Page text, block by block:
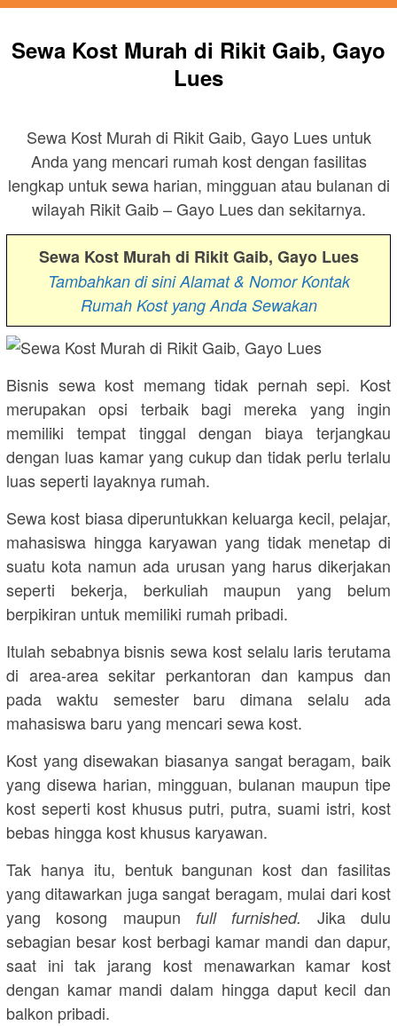
Sewa Kost Murah di Rikit Gaib, Gayo
Lues
Sewa Kost Murah di Rikit Gaib, Gayo Lues untuk
Anda yang mencari rumah kost dengan fasilitas
lengkap untuk sewa harian, mingguan atau bulanan di
wilayah Rikit Gaib – Gayo Lues dan sekitarnya.
Sewa Kost Murah di Rikit Gaib, Gayo Lues
Tambahkan di sini Alamat & Nomor Kontak
Rumah Kost yang Anda Sewakan
Bisnis sewa kost memang tidak pernah sepi. Kost
merupakan opsi terbaik bagi mereka yang ingin
memiliki tempat tinggal dengan biaya terjangkau
dengan luas kamar yang cukup dan tidak perlu terlalu
luas seperti layaknya rumah.
Sewa kost biasa diperuntukkan keluarga kecil, pelajar,
mahasiswa hingga karyawan yang tidak menetap di
suatu kota namun ada urusan yang harus dikerjakan
seperti bekerja, berkuliah maupun yang belum
berpikiran untuk memiliki rumah pribadi.
Itulah sebabnya bisnis sewa kost selalu laris terutama
di area-area sekitar perkantoran dan kampus dan
pada waktu semester baru dimana selalu ada
mahasiswa baru yang mencari sewa kost.
Kost yang disewakan biasanya sangat beragam, baik
yang disewa harian, mingguan, bulanan maupun tipe
kost seperti kost khusus putri, putra, suami istri, kost
bebas hingga kost khusus karyawan.
Tak hanya itu, bentuk bangunan kost dan fasilitas
yang ditawarkan juga sangat beragam, mulai dari kost
yang kosong maupun full furnished. Jika dulu
sebagian besar kost berbagi kamar mandi dan dapur,
saat ini tak jarang kost menawarkan kamar kost
dengan kamar mandi dalam hingga daput kecil dan
balkon pribadi.